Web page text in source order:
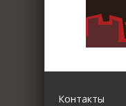
Контакты